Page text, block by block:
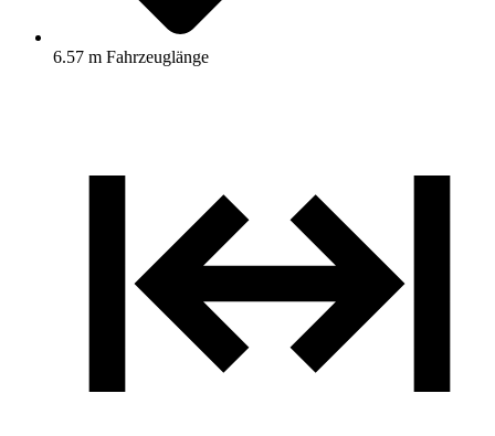
6.57 m Fahrzeuglänge